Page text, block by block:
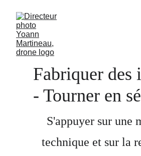
Fabriquer des
- Tourner en
S'appuyer sur une
technique et sur la